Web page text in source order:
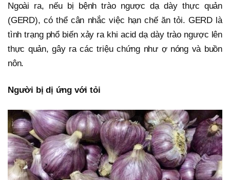
Ngoài ra, nếu bị bệnh trào ngược dạ dày thực quản
(GERD), có thể cân nhắc việc hạn chế ăn tỏi. GERD là
tình trạng phổ biến xảy ra khi acid dạ dày trào ngược lên
thực quản, gây ra các triệu chứng như ợ nóng và buồn
nôn.
Người bị dị ứng với tỏi